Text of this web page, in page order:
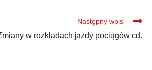
Następny wpis
w rozkładach jazdy pociągów cd.